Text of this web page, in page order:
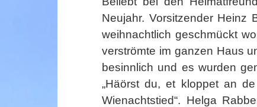
Neujahr. Vorsitzender Heinz
weihnachtlich geschmückt
verströmte im ganzen Haus
besinnlich und es wurden
„Häörst du, et kloppet an
Wienachtstied“. Helga